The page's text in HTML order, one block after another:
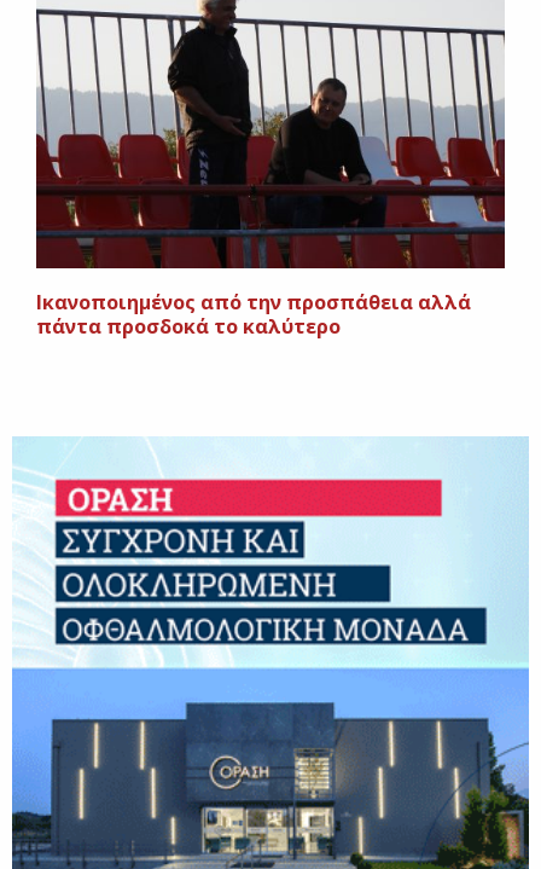
Ικανοποιημένος από την προσπάθεια αλλά
πάντα προσδοκά το καλύτερο